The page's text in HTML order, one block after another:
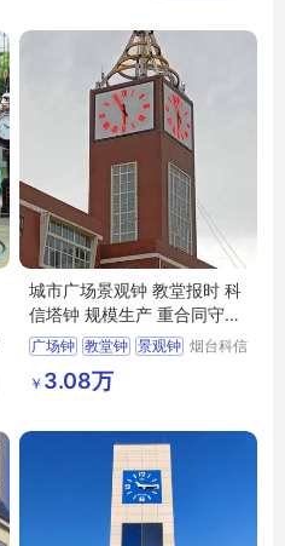
城市广场景观钟 教堂报时 科
信塔钟 规模生产 重合同守信
用
广场钟 教堂钟 景观钟 烟台科信
￥ 3.08万